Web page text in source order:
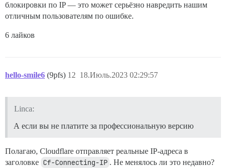
блокировки по IP — это может серьёзно навредить нашим
отличным пользователям по ошибке.
6 лайков
hello-smile6 (9pfs) 18.Июль.2023 02:29:57
12
Linca:
А если вы не платите за профессиональную версию
Полагаю, Cloudflare отправляет реальные IP-адреса в
заголовке Cf-Connecting-IP . Не менялось ли это недавно?